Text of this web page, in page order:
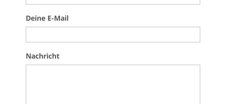
Deine E-Mail
Nachricht